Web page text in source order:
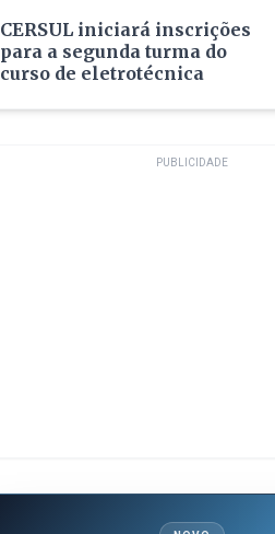
CERSUL iniciará inscrições
para a segunda turma do
curso de eletrotécnica
PUBLICIDADE